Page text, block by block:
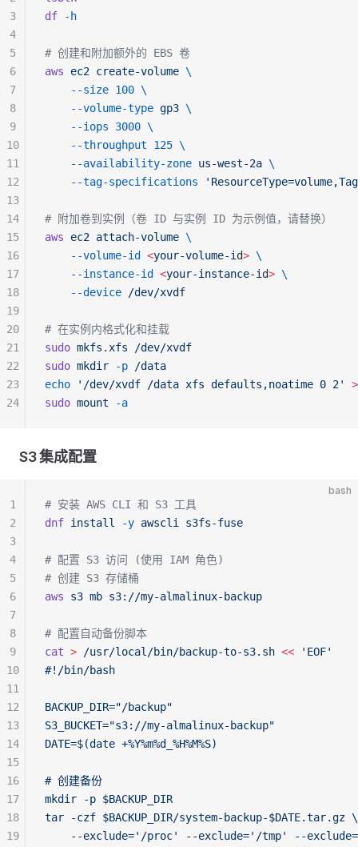
df -h
# 创建和附加额外的 EBS 卷
aws ec2 create-volume \
    --size
100 \
    --volume-type
gp3 \
    --iops
3000 \
    --throughput
125 \
    --availability-zone
us-west-2a \
    --tag-specifications
# 附加卷到实例（卷 ID 与实例 ID 为示例值，请替换）
aws ec2 attach-volume \
    --volume-id
<your-volume-i d> \
    --instance-id
<your-instance-i d> \
    --device
/dev/xvdf
# 在实例内格式化和挂载
sudo mkfs.xfs /dev/xvdf
sudo mkdir -p /data
echo '/dev/xvdf /data xfs defaults,noatime 0 2'
sudo mount -a
3
4
5
6
7
8
9
10
11
12
13
14
15
16
17
18
19
20
21
22
23
24
S3 集成配置
bash
# 安装 AWS CLI 和 S3 工具
dnf install -y awscli s3fs-fuse
# 配置 S3 访问 (使用 IAM 角色)
# 创建 S3 存储桶
aws s3 mb s3://my-almalinux-backup
# 配置自动备份脚本
cat > /usr/local/bin/backup-to-s3.sh << 'EOF'
#!/bin/bash
BACKUP_DIR="/backup"
S3_BUCKET="s3://my-almalinux-backup"
DATE=$(date +%Y%m%d_%H%M%S)
# 创建备份
mkdir -p $BACKUP_DIR
tar -czf $BACKUP_DIR/system-backup-$DATE.tar.gz \
--exclude='/proc' --exclude='/tmp' --
1
2
3
4
5
6
7
8
9
10
11
12
13
14
15
16
17
18
19